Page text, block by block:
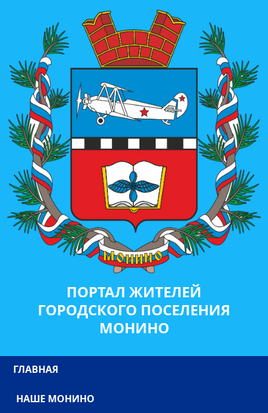
ПОРТАЛ ЖИТЕЛЕЙ
ГОРОДСКОГО ПОСЕЛЕНИЯ
МОНИНО
ГЛАВНАЯ
НАШЕ МОНИНО